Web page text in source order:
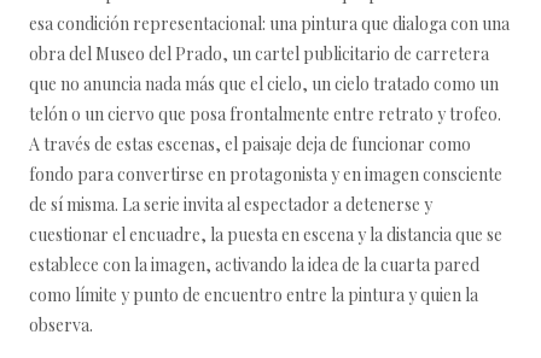
esa condición representacional: una pintura que dialoga con una
obra del Museo del Prado, un cartel publicitario de carretera
que no anuncia nada más que el cielo, un cielo tratado como un
telón o un ciervo que posa frontalmente entre retrato y trofeo.
A través de estas escenas, el paisaje deja de funcionar como
fondo para convertirse en protagonista y en imagen consciente
de sí misma. La serie invita al espectador a detenerse y
cuestionar el encuadre, la puesta en escena y la distancia que se
establece con la imagen, activando la idea de la cuarta pared
como límite y punto de encuentro entre la pintura y quien la
observa.